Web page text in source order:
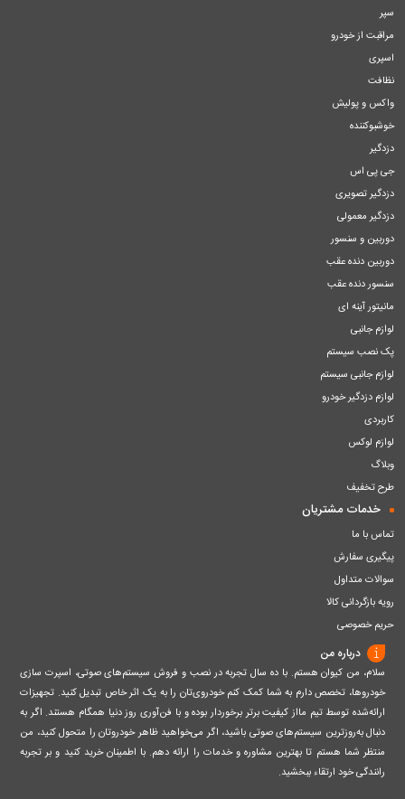
سپر
مراقبت از خودرو
اسپری
نظافت
واکس و پولیش
خوشبوکننده
دزدگیر
جی پی اس
دزدگیر تصویری
دزدگیر معمولی
دوربین و سنسور
دوربین دنده عقب
سنسور دنده عقب
مانیتور آینه ای
لوازم جانبی
پک نصب سیستم
لوازم جانبی سیستم
لوازم دزدگیر خودرو
کاربردی
لوازم لوکس
وبلاگ
طرح تخفیف
خدمات مشتریان
تماس با ما
پیگیری سفارش
سوالات متداول
رویه بازگردانی کالا
حریم خصوصی
درباره من
سلام، من کیوان هستم. با ده سال تجربه در نصب و فروش سیستم‌های صوتی، اسپرت سازی
خودروها، تخصص دارم به شما کمک کنم خودروی‌تان را به یک اثر خاص تبدیل کنید. تجهیزات
ارائه‌شده توسط تیم مااز کیفیت برتر برخوردار بوده و با فن‌آوری روز دنیا همگام هستند. اگر به
دنبال به‌روزترین سیستم‌های صوتی باشید، اگر می‌خواهید ظاهر خودروتان را متحول کنید، من
منتظر شما هستم تا بهترین مشاوره و خدمات را ارائه دهم. با اطمینان خرید کنید و بر تجربه
رانندگی خود ارتقاء ببخشید.